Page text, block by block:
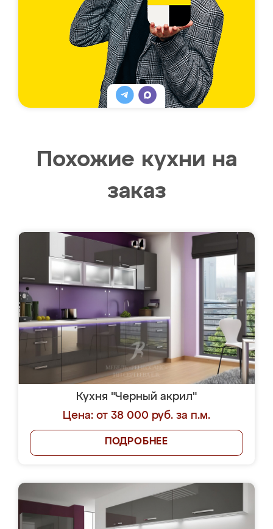
Похожие кухни на
заказ
Кухня "Черный акрил"
Цена: от 38 000 руб. за п.м.
ПОДРОБНЕЕ